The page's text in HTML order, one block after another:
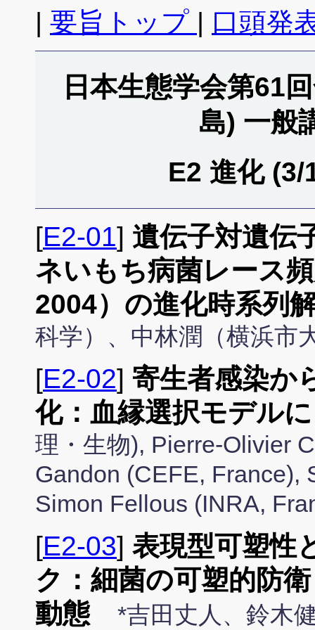
| 要旨トップ | 口頭発
日本生態学会第61
島) 一般
E2 進化 (3/
[E2-01] 遺伝子対遺伝
ネいもち病菌レース
2004）の進化時系列
科学）、中林潤（横浜市
[E2-02] 寄生者感染か
化：血縁選択モデル
理・生物), Pierre-Olivier
Gandon (CEFE, France),
Simon Fellous (INRA,
[E2-03] 表現型可塑性
ク：細菌の可塑的防
動態
*吉田丈人、鈴木